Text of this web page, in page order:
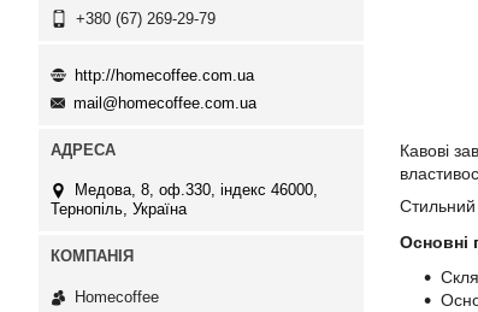
Кавові
Стильний
Основні
+380 (67) 269-29-79
http://homecoffee.com.ua
mail@homecoffee.com.ua
Медова, 8, оф.330, індекс 46000,
Тернопіль, Україна
Homecoffee